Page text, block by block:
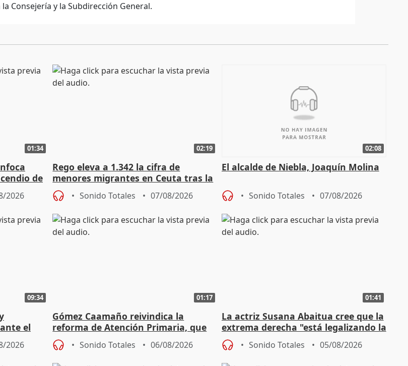
Consejería y la Subdirección General.
01:34
de
2026
02:19
Rego eleva a 1.342 la cifra de
menores migrantes en Ceuta tras la
entrada masiva
Sonido Totales 07/08/2026
02:08
El alcalde de Niebla, Joaquín Molina
Sonido Totales 07/08/2026
09:34
el
2026
01:17
Gómez Caamaño reivindica la
reforma de Atención Primaria, que
reforzará la autogestión
Sonido Totales 06/08/2026
01:41
La actriz Susana Abaitua cree que la
extrema derecha "está legalizando la
homofobia"
Sonido Totales 05/08/2026